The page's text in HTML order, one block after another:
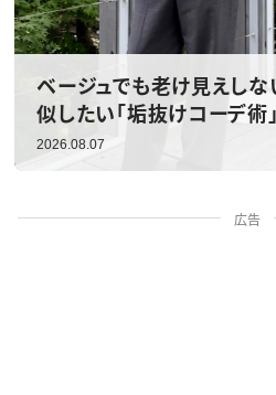
ベージュでも老け見えし
似したい「垢抜けコーデ術
2026.08.07
広告